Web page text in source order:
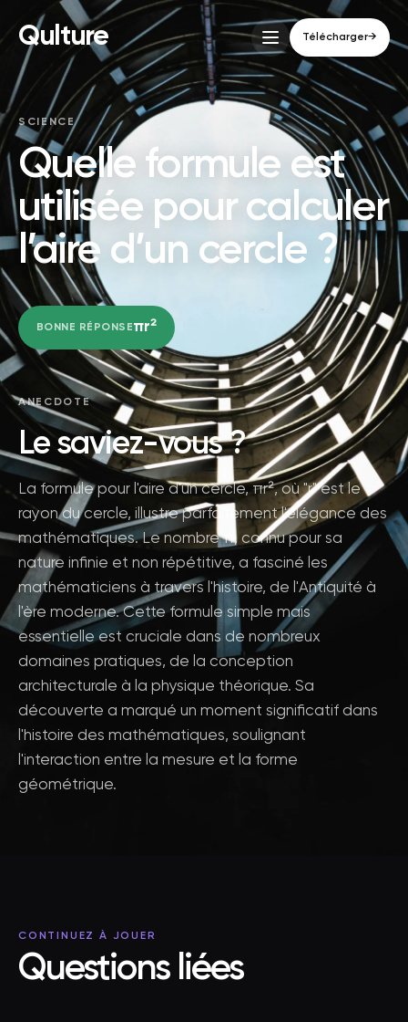
Qulture Télécharger→
SCIENCE
Quelle formule est
utilisée pour calculer
l’aire d’un cercle ?
BONNE RÉPONSEπr²
ANECDOTE
Le saviez-vous ?
La formule pour l'aire d'un cercle, πr², où "r" est le
rayon du cercle, illustre parfaitement l'élégance des
mathématiques. Le nombre π, connu pour sa
nature infinie et non répétitive, a fasciné les
mathématiciens à travers l'histoire, de l'Antiquité à
l'ère moderne. Cette formule simple mais
essentielle est cruciale dans de nombreux
domaines pratiques, de la conception
architecturale à la physique théorique. Sa
découverte a marqué un moment significatif dans
l'histoire des mathématiques, soulignant
l'interaction entre la mesure et la forme
géométrique.
CONTINUEZ À JOUER
Questions liées